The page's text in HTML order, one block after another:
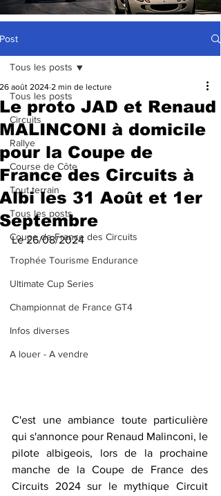
Post
Tous les posts
Circuits
Rallye
Course de Côte
Tout terrain
Tous les posts
Coupe de France des Circuits
Trophée Tourisme Endurance
Ultimate Cup Series
Championnat de France GT4
Infos diverses
A louer - A vendre
Tous les posts
Le proto JAD et Renaud
MALINCONI à domicile
pour la Coupe de
France des Circuits à
Albi les 31 Août et 1er
Septembre
26 août 2024 2 min de lecture
Le 26/08/2024
C'est une ambiance toute particulière
qui s'annonce pour Renaud Malinconi, le
pilote albigeois, lors de la prochaine
manche de la Coupe de France des
Circuits 2024 sur le mythique Circuit